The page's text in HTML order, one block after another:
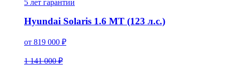
5 лет гарантии
Hyundai Solaris 1.6 MT (123 л.с.)
от 819 000 ₽
1 141 000 ₽